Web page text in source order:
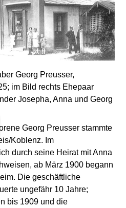
Georg Preusser,
im Bild rechts Ehepaar
Josepha, Anna und Georg
Georg Preusser stammte
Koblenz. Im
durch seine Heirat mit Anna
ab März 1900 begann
Die geschäftliche
ungefähr 10 Jahre;
bis 1909 und die